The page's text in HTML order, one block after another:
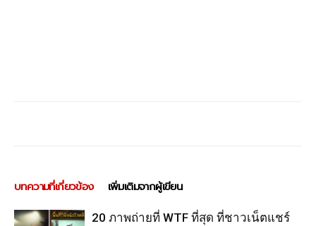
บทความที่เกี่ยวข้อง เพิ่มเติมจากผู้เขียน
20 ภาพถ่ายที่ WTF ที่สุด ที่ชาวเน็ตแชร์